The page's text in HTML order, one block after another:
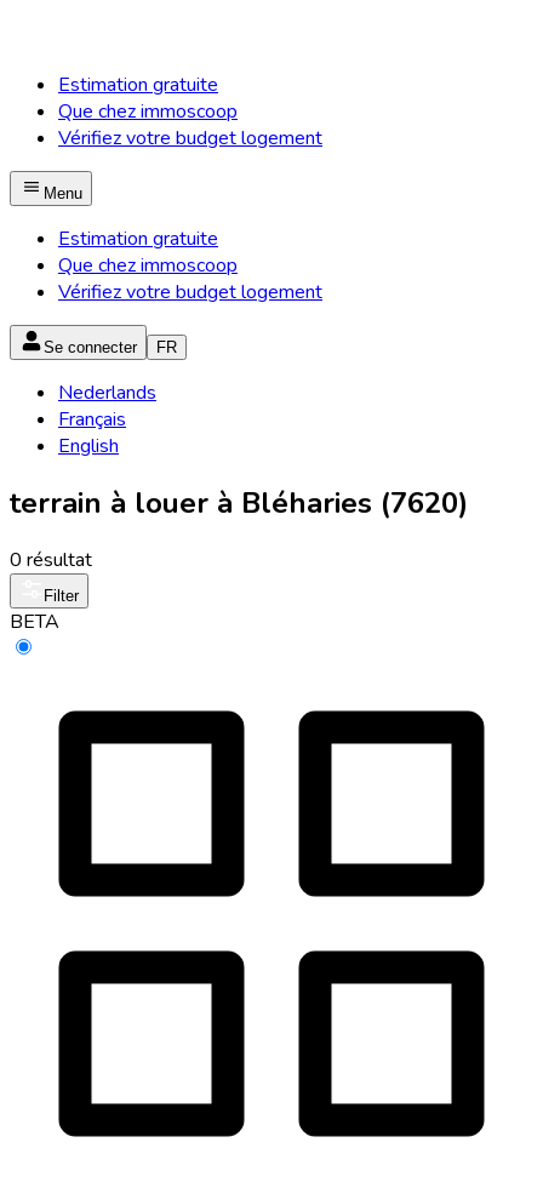
Estimation gratuite
Que chez immoscoop
Vérifiez votre budget logement
Menu
Estimation gratuite
Que chez immoscoop
Vérifiez votre budget logement
Se connecter FR
Nederlands
Français
English
terrain à louer à Bléharies (7620)
0 résultat
Filter
BETA